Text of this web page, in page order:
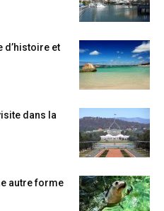
d’histoire et
dans la
autre forme